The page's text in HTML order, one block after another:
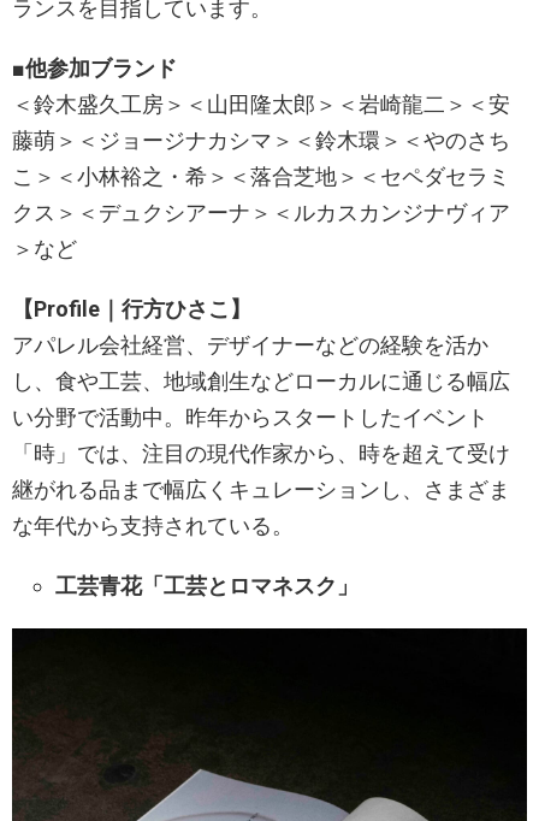
ランスを目指しています。
■他参加ブランド
＜鈴木盛久工房＞＜山田隆太郎＞＜岩崎龍二＞＜安
藤萌＞＜ジョージナカシマ＞＜鈴木環＞＜やのさち
こ＞＜小林裕之・希＞＜落合芝地＞＜セペダセラミ
クス＞＜デュクシアーナ＞＜ルカスカンジナヴィア
＞など
【Profile｜行方ひさこ】
アパレル会社経営、デザイナーなどの経験を活か
し、食や工芸、地域創生などローカルに通じる幅広
い分野で活動中。昨年からスタートしたイベント
「時」では、注目の現代作家から、時を超えて受け
継がれる品まで幅広くキュレーションし、さまざま
な年代から支持されている。
工芸青花「工芸とロマネスク」